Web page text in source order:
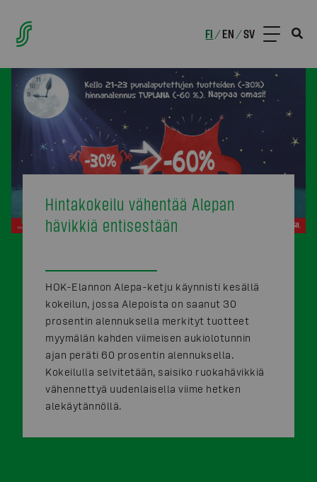
FI /EN /SV
Hintakokeilu vähentää Alepan
hävikkiä entisestään
HOK-Elannon Alepa-ketju käynnisti kesällä
kokeilun, jossa Alepoista on saanut 30
prosentin alennuksella merkityt tuotteet
myymälän kahden viimeisen aukiolotunnin
ajan peräti 60 prosentin alennuksella.
Kokeilulla selvitetään, saisiko ruokahävikkiä
vähennettyä uudenlaisella viime hetken
alekäytännöllä.